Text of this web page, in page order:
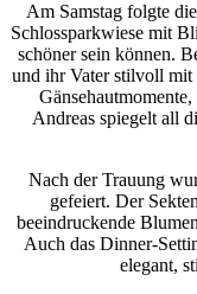
Am Samstag folgte
Schlossparkwiese mit
schöner sein können.
und ihr Vater stilvoll mit
Andreas spiegelt all
Nach der Trauung
gefeiert. Der
beeindruckende
Auch das Dinner-
elegant,